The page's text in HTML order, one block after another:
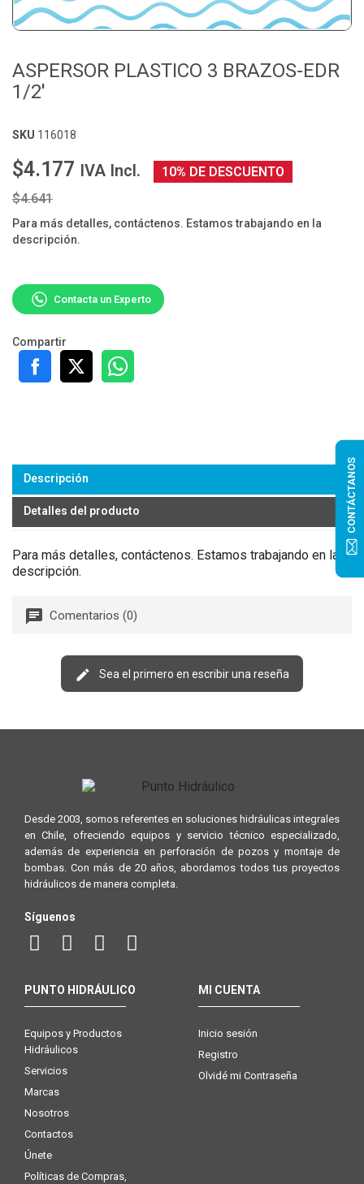
ASPERSOR PLASTICO 3 BRAZOS-EDR
1/2'
SKU 116018
$4.177 IVA Incl.
10% DE DESCUENTO
$4.641
Para más detalles, contáctenos. Estamos trabajando en la
descripción.
Contacta un Experto
Compartir
Descripción
Detalles del producto
Para más detalles, contáctenos. Estamos trabajando en la
descripción.
Comentarios (0)
Sea el primero en escribir una reseña
Desde 2003, somos referentes en soluciones hidráulicas integrales
en Chile, ofreciendo equipos y servicio técnico especializado,
además de experiencia en perforación de pozos y montaje de
bombas. Con más de 20 años, abordamos todos tus proyectos
hidráulicos de manera completa.
Síguenos
PUNTO HIDRÁULICO
Equipos y Productos
Hidráulicos
Servicios
Marcas
Nosotros
Contactos
Únete
Políticas de Compras,
MI CUENTA
Inicio sesión
Registro
Olvidé mi Contraseña
CONTÁCTANOS